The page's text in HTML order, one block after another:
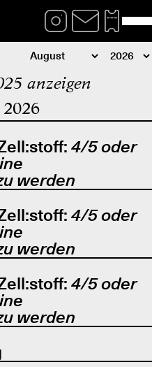
anzeigen
2026
4/5 oder
werden
4/5 oder
werden
4/5 oder
werden